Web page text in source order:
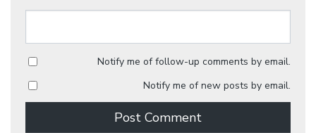
Notify me of follow-up comments by email.
Notify me of new posts by email.